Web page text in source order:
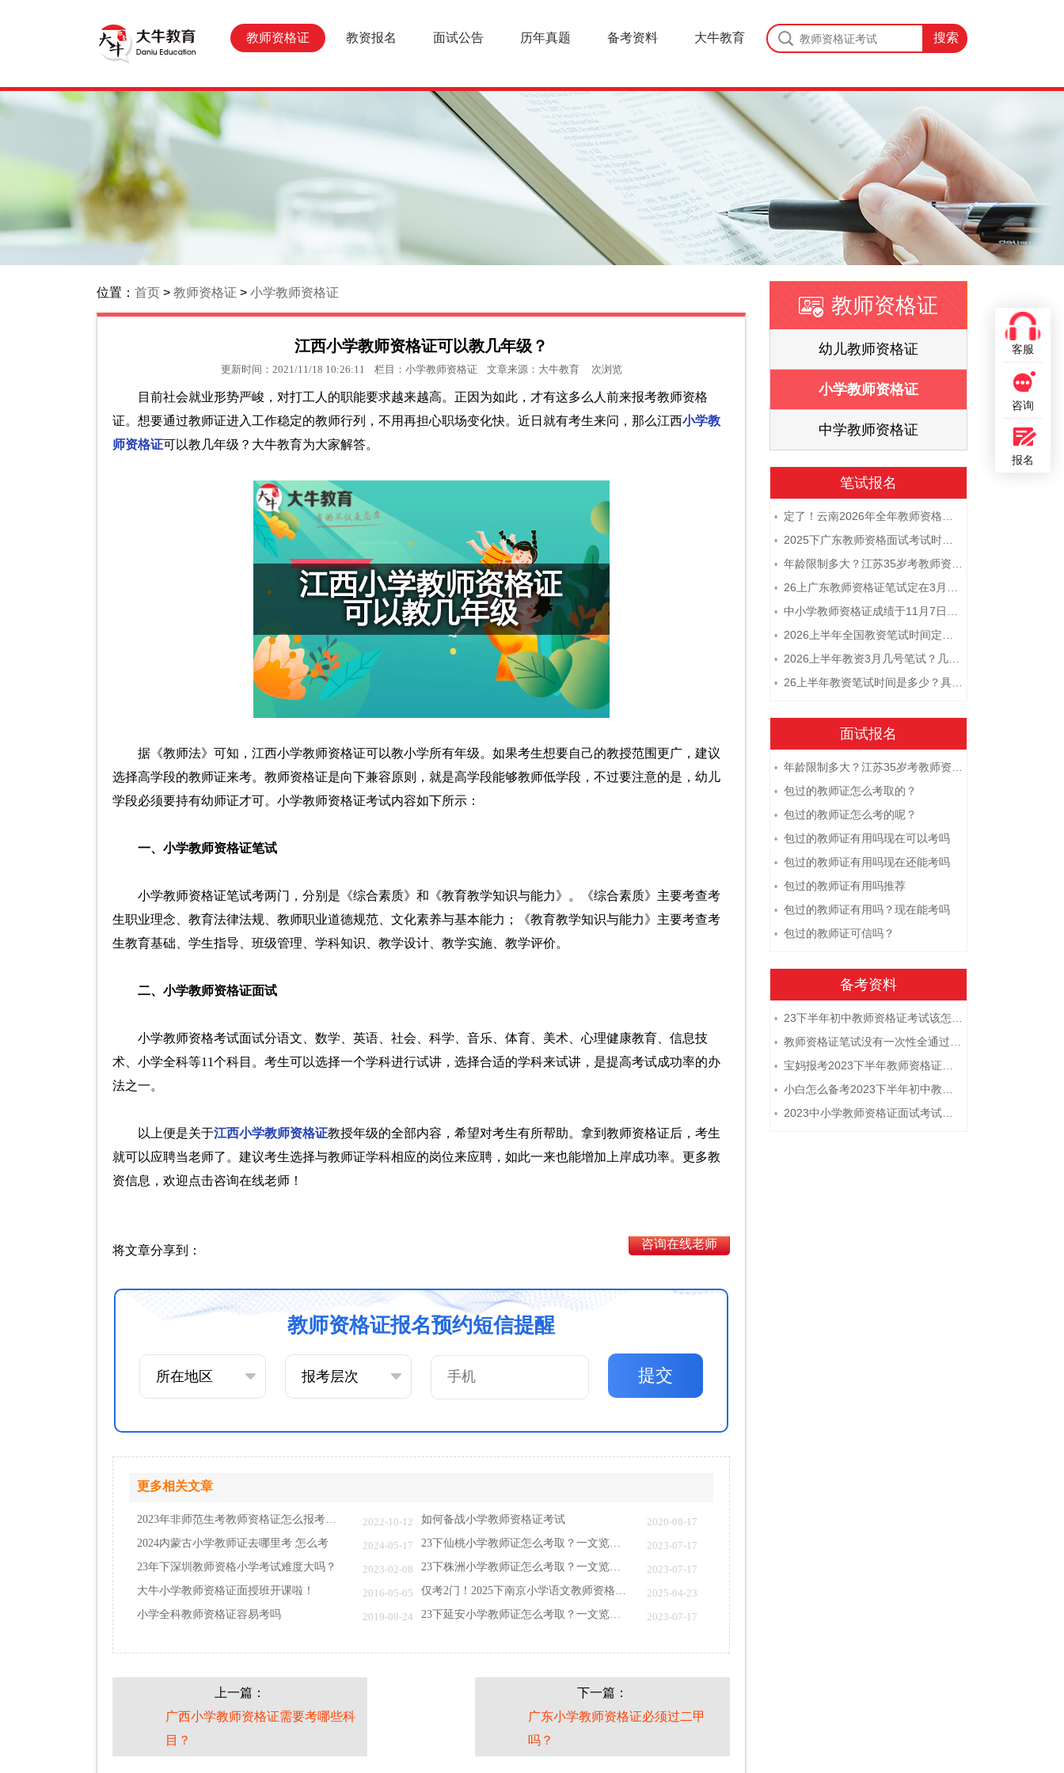
教师资格证 教资报名 面试公告 历年真题 备考资料 大牛教育
位置： 首页 > 教师资格证 > 小学教师资格证
江西小学教师资格证可以教几年级？
更新时间：2021/11/18 10:26:11 栏目：小学教师资格证 文章来源： 大牛教育 次浏览
目前社会就业形势严峻，对打工人的职能要求越来越高。正因为如此，才有这多么人前来报考教师资格
证。想要通过教师证进入工作稳定的教师行列，不用再担心职场变化快。近日就有考生来问，那么江西小学教
师资格证可以教几年级？大牛教育为大家解答。
据《教师法》可知，江西小学教师资格证可以教小学所有年级。如果考生想要自己的教授范围更广，建议
选择高学段的教师证来考。教师资格证是向下兼容原则，就是高学段能够教师低学段，不过要注意的是，幼儿
学段必须要持有幼师证才可。小学教师资格证考试内容如下所示：
一、小学教师资格证笔试
小学教师资格证笔试考两门，分别是《综合素质》和《教育教学知识与能力》。《综合素质》主要考查考
生职业理念、教育法律法规、教师职业道德规范、文化素养与基本能力；《教育教学知识与能力》主要考查考
生教育基础、学生指导、班级管理、学科知识、教学设计、教学实施、教学评价。
二、小学教师资格证面试
小学教师资格考试面试分语文、数学、英语、社会、科学、音乐、体育、美术、心理健康教育、信息技
术、小学全科等11个科目。考生可以选择一个学科进行试讲，选择合适的学科来试讲，是提高考试成功率的办
法之一。
以上便是关于江西小学教师资格证教授年级的全部内容，希望对考生有所帮助。拿到教师资格证后，考生
就可以应聘当老师了。建议考生选择与教师证学科相应的岗位来应聘，如此一来也能增加上岸成功率。更多教
资信息，欢迎点击咨询在线老师！
将文章分享到： 咨询在线老师
教师资格证报名预约短信提醒
提交
更多相关文章
2022-10-12 如何备战小学教师资格证考试
2020-08-17
2024内蒙古小学教师证去哪里考 怎么考
2024-05-17
2023-07-17
23年下深圳教师资格小学考试难度大吗？
2023-02-08
2023-07-17
大牛小学教师资格证面授班开课啦！
2016-05-05
2025-04-23
小学全科教师资格证容易考吗
2019-09-24 2023-07-17
上一篇：
广西小学教师资格证需要考哪些科
目？
下一篇：
广东小学教师资格证必须过二甲
吗？
教师资格证
幼儿教师资格证
小学教师资格证
小学教师资格证
中学教师资格证
中学教师资格证
笔试报名
• 定了！云南2026年全年教师资格证考试日程大公开！
• 2025下广东教师资格面试考试时间及科目内容（怎么考）
• 年龄限制多大？江苏35岁考教师资格证晚吗？
• 26上广东教师资格证笔试定在3月7日！附考试指南
• 中小学教师资格证成绩于11月7日10点查！
• 2026上半年全国教资笔试时间定档！
• 2026上半年教资3月几号笔试？几点开考
• 26上半年教资笔试时间是多少？具体安排表一览
面试报名
• 年龄限制多大？江苏35岁考教师资格证晚吗？
• 包过的教师证怎么考取的？
• 包过的教师证怎么考的呢？
• 包过的教师证有用吗现在可以考吗
• 包过的教师证有用吗现在还能考吗
• 包过的教师证有用吗推荐
• 包过的教师证有用吗？现在能考吗
• 包过的教师证可信吗？
备考资料
• 23下半年初中教师资格证考试该怎么复习？
• 教师资格证笔试没有一次性全通过下次需要重新报考吗？
• 宝妈报考2023下半年教师资格证需要报班备考吗？
• 小白怎么备考2023下半年初中教师资格证笔试？
• 2023中小学教师资格证面试考试注意事项
客服
咨询
报名